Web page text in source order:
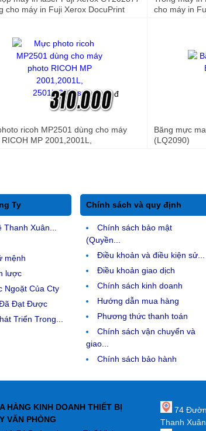
cho máy in Fuji Xerox DocuPrint
cho máy in
đ
ricoh MP2501 dùng cho máy
MP 2001,2001L,
Băng mực
(LQ2090)
Ty
Xuân...
mệnh
lược
Ngoặt Của Cty
Đạt Được
Triển Trong...
Chính sách và quy định
Chính sách bảo mật
(Quyền...
Điều khoản và điều kiện sử...
Điều khoản giao dịch
Chính sách kinh doanh
Hướng dẫn mua hàng
Phương thức thanh toán
Chính sách vận chuyển và
giao...
Chính sách bảo hành
HÀNG KINH DOANH THIẾT BỊ
VĂN PHÒNG
74
Thanh Xuân